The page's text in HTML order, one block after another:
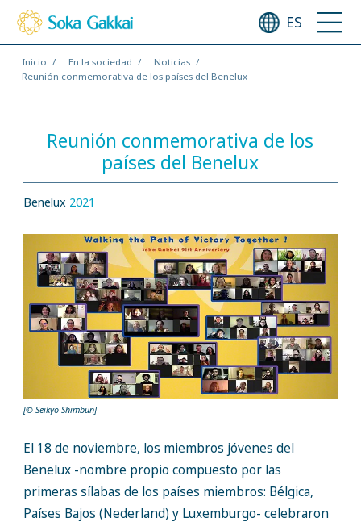
ES
Inicio En la sociedad
Noticias
Reunión conmemorativa de los países del Benelux
Reunión conmemorativa de los
países del Benelux
Benelux 2021
[© Seikyo Shimbun]
El 18 de noviembre, los miembros jóvenes del
Benelux -nombre propio compuesto por las
primeras sílabas de los países miembros: Bélgica,
Países Bajos (Nederland) y Luxemburgo- celebraron